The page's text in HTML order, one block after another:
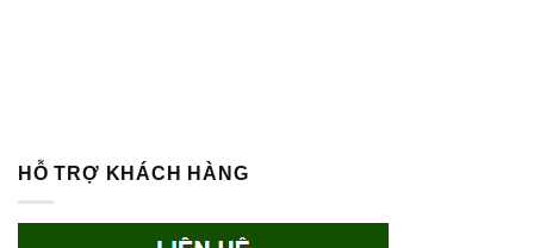
HỖ TRỢ KHÁCH HÀNG